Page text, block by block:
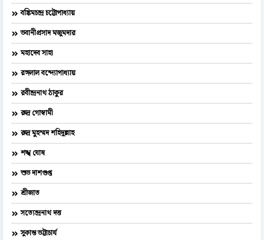
বঙ্কিমচন্দ্র চট্টোপাধ্যায়
ভবানীপ্রসাদ মজুমদার
মহাদেব সাহা
রঙ্গলাল বন্দ্যোপাধ্যায়
রবীন্দ্রনাথ ঠাকুর
রুদ্র গোস্বামী
রুদ্র মুহম্মদ শহিদুল্লাহ
শঙ্খ ঘোষ
শুভ দাশগুপ্ত
শ্রীজাত
সত্যেন্দ্রনাথ দত্ত
সুকান্ত ভট্টাচার্য